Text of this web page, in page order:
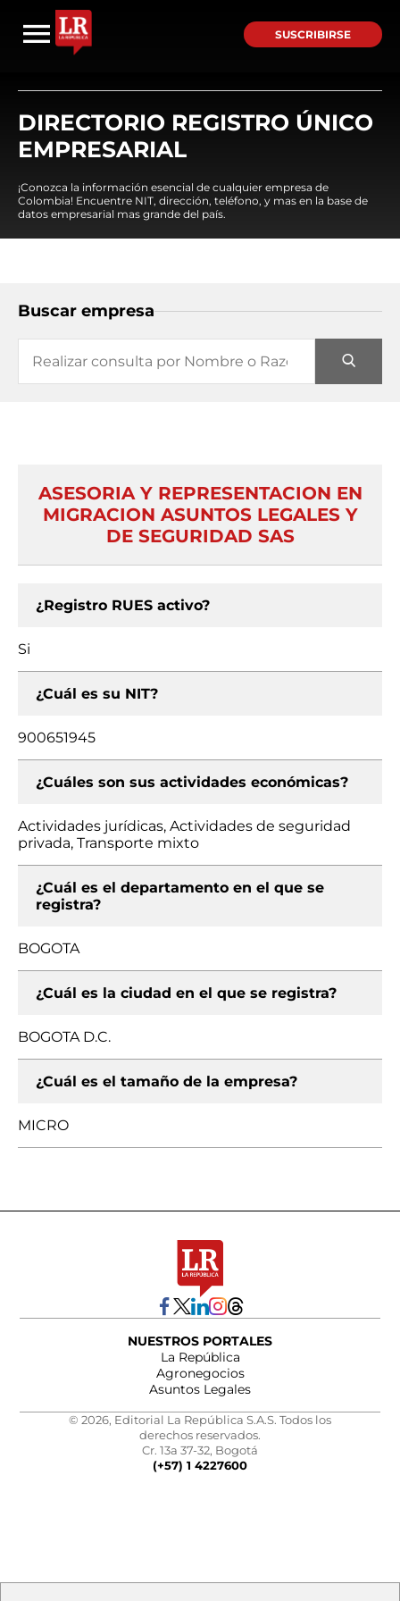
SUSCRIBIRSE
DIRECTORIO REGISTRO ÚNICO
EMPRESARIAL
¡Conozca la información esencial de cualquier empresa de
Colombia! Encuentre NIT, dirección, teléfono, y mas en la base de
datos empresarial mas grande del país.
Buscar empresa
ASESORIA Y REPRESENTACION EN
MIGRACION ASUNTOS LEGALES Y
DE SEGURIDAD SAS
¿Registro RUES activo?
Si
¿Cuál es su NIT?
900651945
¿Cuáles son sus actividades económicas?
Actividades jurídicas, Actividades de seguridad
privada, Transporte mixto
¿Cuál es el departamento en el que se
registra?
BOGOTA
¿Cuál es la ciudad en el que se registra?
BOGOTA D.C.
¿Cuál es el tamaño de la empresa?
MICRO
NUESTROS PORTALES
La República
Agronegocios
Asuntos Legales
© 2026, Editorial La República S.A.S. Todos los
derechos reservados.
Cr. 13a 37-32, Bogotá
(+57) 1 4227600